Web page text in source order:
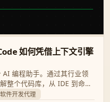
如何凭借上下文引擎
编程助手。通过其行业领
整个代码库，从 IDE 到命令
更具一致性的智能代理服
软件开发代理